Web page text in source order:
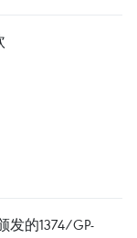
发的1374/GP-